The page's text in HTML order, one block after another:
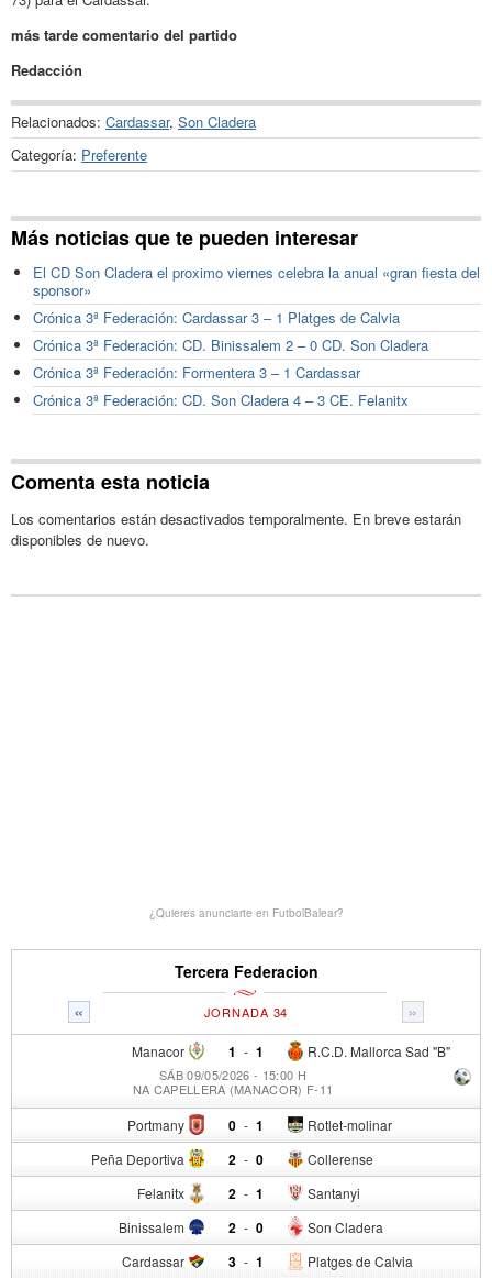
más tarde comentario del partido
Redacción
Relacionados: Cardassar, Son Cladera
Categoría: Preferente
Más noticias que te pueden interesar
El CD Son Cladera el proximo viernes celebra la anual «gran fiesta del
sponsor»
Crónica 3ª Federación: Cardassar 3 – 1 Platges de Calvia
Crónica 3ª Federación: CD. Binissalem 2 – 0 CD. Son Cladera
Crónica 3ª Federación: Formentera 3 – 1 Cardassar
Crónica 3ª Federación: CD. Son Cladera 4 – 3 CE. Felanitx
Comenta esta noticia
Los comentarios están desactivados temporalmente. En breve estarán
disponibles de nuevo.
¿Quieres anunciarte en FutbolBalear?
Tercera Federacion
« »
JORNADA 34
Manacor 1 - R.C.D. Mallorca Sad "B"
1
SÁB 09/05/2026 - 15:00 H
NA CAPELLERA (MANACOR) F-11
Portmany 0 - Rotlet-molinar
1
Peña Deportiva 2 - Collerense
0
Felanitx 2 - Santanyi
1
Binissalem 2 - Son Cladera
0
Cardassar 3 - Platges de Calvia
1